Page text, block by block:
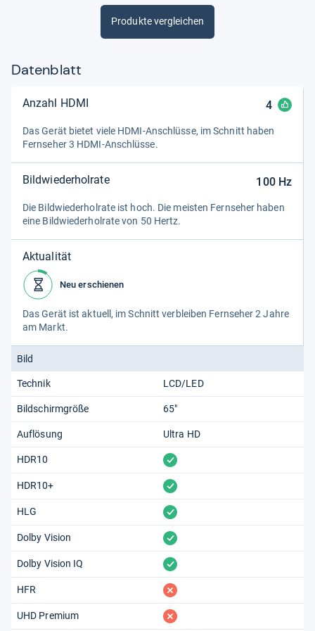
Produkte vergleichen
Datenblatt
Anzahl HDMI 4
Das Gerät bie­tet viele HDMI-​Anschlüsse, im Schnitt haben
Fern­se­her 3 HDMI-​Anschlüsse.
Bildwiederholrate 100Hz
Die Bild­wie­der­hol­rate ist hoch. Die meis­ten Fern­se­her haben
eine Bild­wie­der­hol­rate von 50 Hertz.
Aktualität
Neu erschienen
Das Gerät ist aktu­ell, im Schnitt ver­blei­ben Fern­se­her 2 Jahre
am Markt.
Bild
Technik LCD/LED
Bildschirmgröße 65"
Auflösung Ultra HD
HDR10 vorhanden
HDR10+ vorhanden
HLG vorhanden
Dolby Vision vorhanden
Dolby Vision IQ vorhanden
HFR fehlt
UHD Premium fehlt